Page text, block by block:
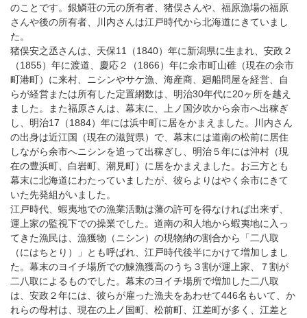
のことです。銀鱗荘の元の所有者、猪俣さんや、福原漁場の福原
さんや後の所有者、川内さんは江戸時代から北海道にきていまし
た。
猪俣安之丞さんは、天保11（1840）年に新潟県に生まれ、安政２
（1855）年に渡道、慶応２（1866）年に余市町山碓（現在の余市
町港町）に来村、ニシンやサケ漁、海産商、廻船問屋を経営、自
らが経営または所有した定置網数は、明治30年代に20ヶ所を越え
ました。また福原さんは、幕末に、上ノ国汐吹から余市へ出稼ぎ
し、明治17（1884）年には浜中町に居をかまえました。川内さん
の出身は近江国（現在の滋賀県）で、幕末には道南の松前に居住
しながら余市へニシンを追って出稼ぎし、明治５年には沖村（現
在の豊浜町、白岩町、潮見町）に居をかまえました。お三方とも
幕末に北海道にわたっていましたが、彼らよりはやく余市にきて
いた先発組がいました。
江戸時代、蝦夷地での漁業活動は藩の許可を得なければ出来ず、
運上家の監視下での操業でした。道南の和人地から蝦夷地に入っ
てきた漁民は、漁獲物（ニシン）の現物納の割合から「二八取
（にはちとり）」とも呼ばれ、江戸時代後半にかけて増加しまし
た。幕末のヨイチ場所での鰊漁獲高のうち３割が運上家、７割が
二八取によるものでした。幕末のヨイチ場所で増加した二八取
は、安政２年には、彼らが雇った漁夫をあわせて446名もいて、か
れらの母村は、現在の上ノ国町、松前町、江差町が多く、江差と